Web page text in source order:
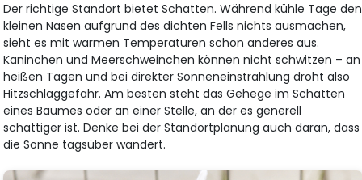
Der richtige Standort bietet Schatten. Während kühle Tage den
kleinen Nasen aufgrund des dichten Fells nichts ausmachen,
sieht es mit warmen Temperaturen schon anderes aus.
Kaninchen und Meerschweinchen können nicht schwitzen – an
heißen Tagen und bei direkter Sonneneinstrahlung droht also
Hitzschlaggefahr. Am besten steht das Gehege im Schatten
eines Baumes oder an einer Stelle, an der es generell
schattiger ist. Denke bei der Standortplanung auch daran, dass
die Sonne tagsüber wandert.